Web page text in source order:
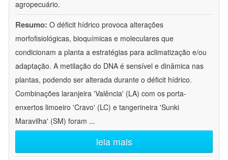
agropecuário.
Resumo: O déficit hídrico provoca alterações
morfofisiológicas, bioquímicas e moleculares que
condicionam a planta a estratégias para aclimatização e/ou
adaptação. A metilação do DNA é sensível e dinâmica nas
plantas, podendo ser alterada durante o déficit hídrico.
Combinações laranjeira 'Valência' (LA) com os porta-
enxertos limoeiro 'Cravo' (LC) e tangerineira 'Sunki
Maravilha' (SM) foram ...
leia mais